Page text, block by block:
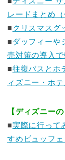
レードまとめ（
■ クリスマスグ
■ ダッフィーや
売対策の導入で
■往復バスとホ
ィズニー・ホ
【ディズニー
■実際に行って
すめビュッフェ